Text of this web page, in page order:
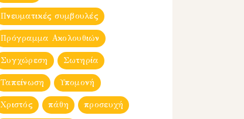
Πνευματικές συμβουλές
Πρόγραμμα Ακολουθιών
Συγχώρεση Σωτηρία
Ταπείνωση Υπομονή
Χριστός πάθη προσευχή